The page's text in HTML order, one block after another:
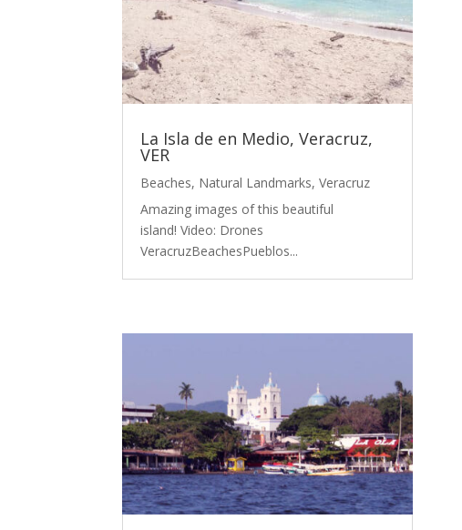
La Isla de en Medio, Veracruz,
VER
Beaches, Natural Landmarks,Veracruz
Amazing images of this beautiful
island! Video: Drones
VeracruzBeachesPueblos...